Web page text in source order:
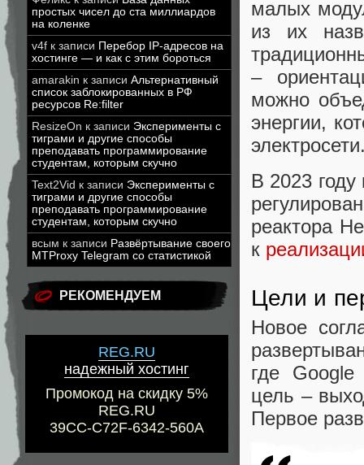
простых чисел до ста миллиардов
на коленке
v4f к записи Перебор IP-адресов на
хостинге — и как с этим бороться
amarakin к записи Альтернативный
список заблокированных в РФ
ресурсов Re:filter
ResizeOn к записи Эксперименты с
тиграми и другие способы
преподавать программирование
студентам, которым скучно
Text2Vid к записи Эксперименты с
тиграми и другие способы
преподавать программирование
студентам, которым скучно
всым к записи Развёртывание своего
MTProxy Telegram со статистикой
РЕКОМЕНДУЕМ
REG.RU
надежный хостинг
Промокод на скидку 5%
REG.RU
39CC-C72F-6342-560A
малых
из их
–
можно
энергии,
В 2023
реактора
к
Цели и
Новое
где
цель –
Первое